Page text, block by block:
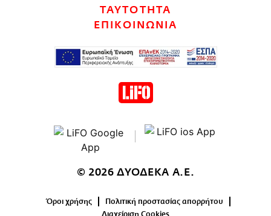
ΤΑΥΤΟΤΗΤΑ
ΕΠΙΚΟΙΝΩΝΙΑ
© 2026 ΔΥΟΔΕΚΑ Α.Ε.
Όροι χρήσης
Πολιτική προστασίας απορρήτου
Διαχείριση Cookies